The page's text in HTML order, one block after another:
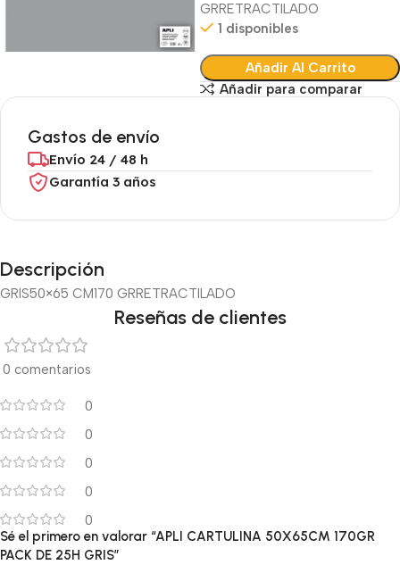
GRRETRACTILADO
1 disponibles
Añadir Al Carrito
Añadir para comparar
Gastos de envío
Envío 24 / 48 h
Garantía 3 años
Descripción
GRIS50×65 CM170 GRRETRACTILADO
Reseñas de clientes
0 comentarios
0
0
0
0
0
Sé el primero en valorar “APLI CARTULINA 50X65CM 170GR
PACK DE 25H GRIS”